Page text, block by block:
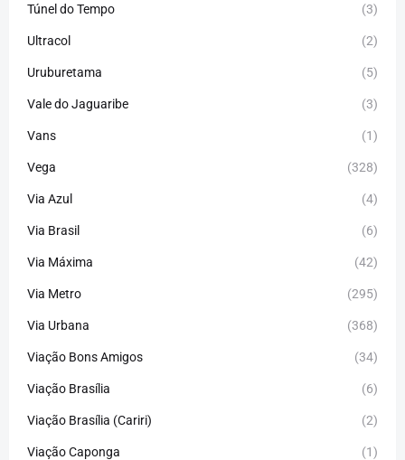
Túnel do Tempo (3)
Ultracol (2)
Uruburetama (5)
Vale do Jaguaribe (3)
Vans (1)
Vega (328)
Via Azul (4)
Via Brasil (6)
Via Máxima (42)
Via Metro (295)
Via Urbana (368)
Viação Bons Amigos (34)
Viação Brasília (6)
Viação Brasília (Cariri) (2)
Viação Caponga (1)